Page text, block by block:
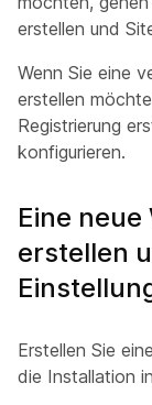
erstellen und
Wenn Sie eine
erstellen
Registrierung
konfigurieren.
Eine
erstellen
Erstellen Sie
die Installation